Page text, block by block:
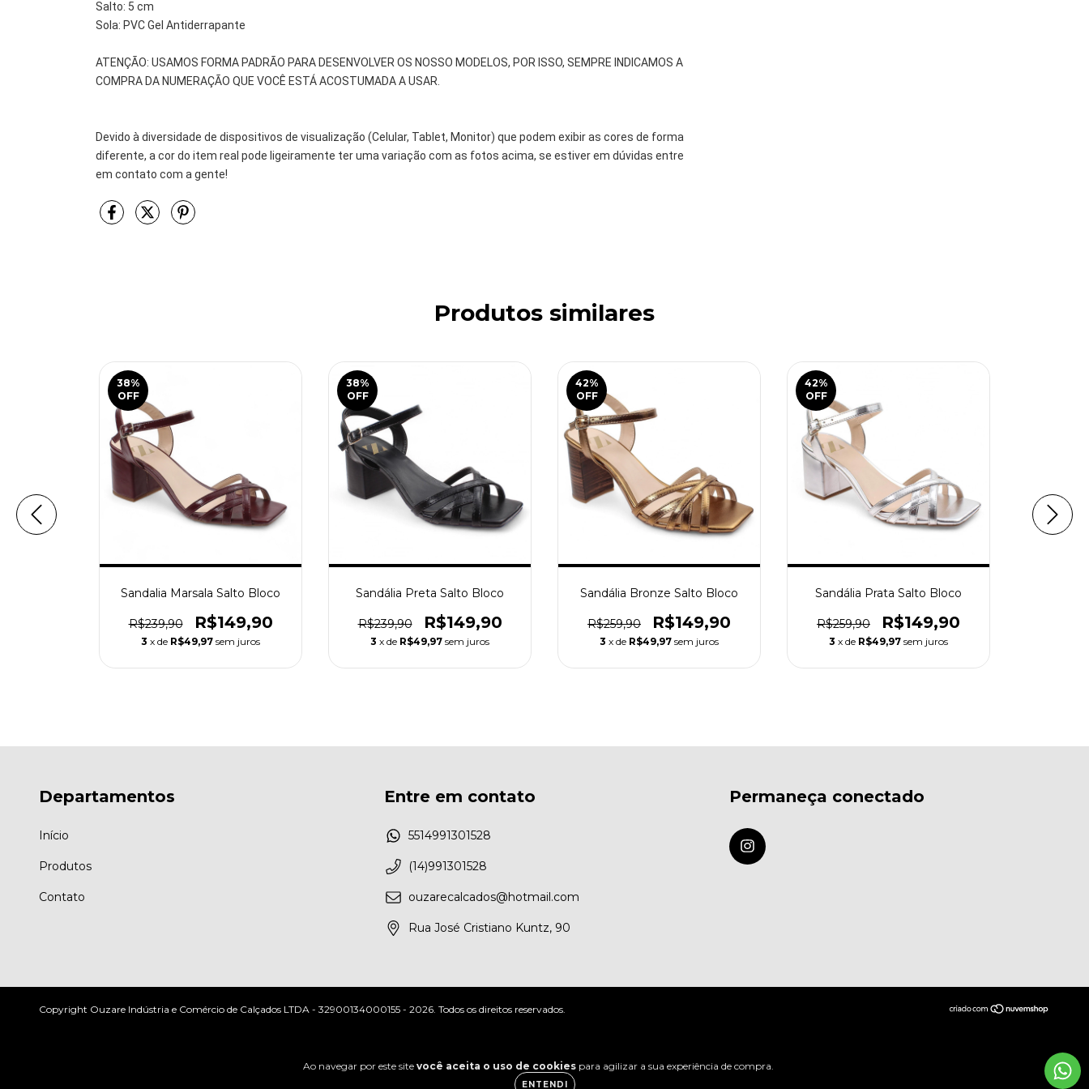
Ao navegar por este site você aceita o uso de cookiespara agilizar a sua experiência de compra.
ENTENDI
Salto: 5 cm
Sola: PVC Gel Antiderrapante
ATENÇÃO: USAMOS FORMA PADRÃO PARA DESENVOLVER OS NOSSO MODELOS, POR ISSO, SEMPRE INDICAMOS A
COMPRA DA NUMERAÇÃO QUE VOCÊ ESTÁ ACOSTUMADA A USAR.
Devido à diversidade de dispositivos de visualização (Celular, Tablet, Monitor) que podem exibir as cores de forma
diferente, a cor do item real pode ligeiramente ter uma variação com as fotos acima, se estiver em dúvidas entre
em contato com a gente!
Produtos similares
38%
OFF
Sandalia Marsala Salto Bloco
R$239,90 R$149,90
3 x de R$49,97 sem juros
38%
OFF
Sandália Preta Salto Bloco
R$239,90 R$149,90
3 x de R$49,97 sem juros
42%
OFF
Sandália Bronze Salto Bloco
R$259,90 R$149,90
3 x de R$49,97 sem juros
42%
OFF
Sandália Prata Salto Bloco
R$259,90 R$149,90
3 x de R$49,97 sem juros
Departamentos
Início
Produtos
Contato
Entre em contato
5514991301528
(14)991301528
ouzarecalcados@hotmail.com
Rua José Cristiano Kuntz, 90
Permaneça conectado
Copyright Ouzare Indústria e Comércio de Calçados LTDA - 32900134000155 - 2026. Todos os direitos reservados.